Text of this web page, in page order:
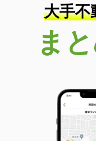
大手不
ま